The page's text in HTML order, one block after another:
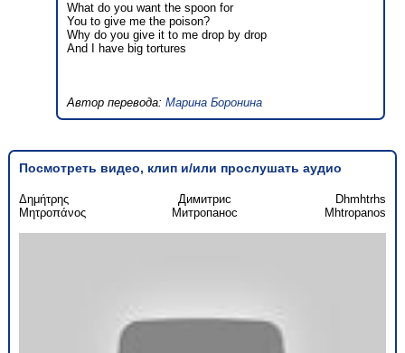
What do you want the spoon for
You to give me the poison?
Why do you give it to me drop by drop
And I have big tortures
Автор перевода:Марина Боронина
Посмотреть видео, клип и/или прослушать аудио
Δημήτρης
Μητροπάνος
Димитрис
Митропанос
Dhmhtrhs
Mhtropanos